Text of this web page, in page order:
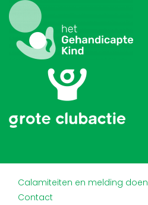
Calamiteiten en melding doen
Contact